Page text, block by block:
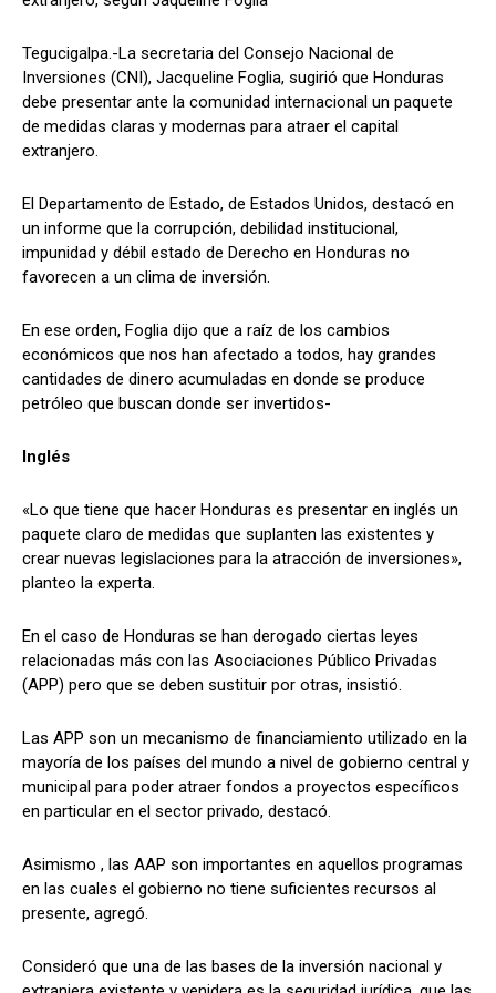
Comparta
Facebook WhatsApp
Síganos
Comparta
Facebook WhatsApp
Síganos
Tegucigalpa.-La secretaria del Consejo Nacional de
Inversiones (CNI), Jacqueline Foglia, sugirió que Honduras
debe presentar ante la comunidad internacional un paquete
de medidas claras y modernas para atraer el capital
extranjero.
El Departamento de Estado, de Estados Unidos, destacó en
un informe que la corrupción, debilidad institucional,
impunidad y débil estado de Derecho en Honduras no
favorecen a un clima de inversión.
En ese orden, Foglia dijo que a raíz de los cambios
económicos que nos han afectado a todos, hay grandes
cantidades de dinero acumuladas en donde se produce
petróleo que buscan donde ser invertidos-
Inglés
«Lo que tiene que hacer Honduras es presentar en inglés un
paquete claro de medidas que suplanten las existentes y
crear nuevas legislaciones para la atracción de inversiones»,
planteo la experta.
En el caso de Honduras se han derogado ciertas leyes
relacionadas más con las Asociaciones Público Privadas
(APP) pero que se deben sustituir por otras, insistió.
Las APP son un mecanismo de financiamiento utilizado en la
mayoría de los países del mundo a nivel de gobierno central y
municipal para poder atraer fondos a proyectos específicos
en particular en el sector privado, destacó.
Asimismo , las AAP son importantes en aquellos programas
en las cuales el gobierno no tiene suficientes recursos al
presente, agregó.
Consideró que una de las bases de la inversión nacional y